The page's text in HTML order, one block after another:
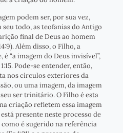
podem ser, por sua vez,
todo, as teofanias do Antigo
final de Deus ao homem
Além disso, o Filho, a
é “a imagem do Deus invisível”,
Pode-se entender, então,
nos círculos exteriores da
ou uma imagem, da imagem
ser trinitário. O Filho é esta
criação refletem essa imagem
presente neste processo de
é sugerido na referência